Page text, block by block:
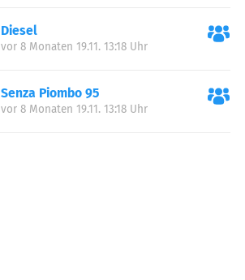
Diesel
vor 8 Monaten 19.11. 13:18 Uhr
Senza Piombo 95
vor 8 Monaten 19.11. 13:18 Uhr